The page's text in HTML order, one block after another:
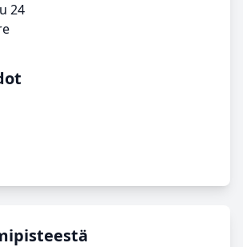
24